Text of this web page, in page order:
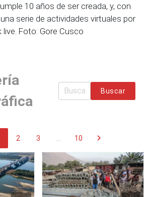
10 años de ser creada, y, con
serie de actividades virtuales por
Foto: Gore Cusco
Buscar
2 3 10 chevron_right